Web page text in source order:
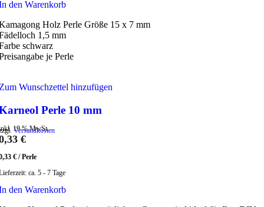
den Warenkorb
Holz Perle Größe 15 x 7 mm
1,5 mm
schwarz
je Perle
Wunschzettel hinzufügen
Perle 10 mm
19 % MwSt.
Versandkosten
€
€ /Perle
ca. 5 - 7 Tage
den Warenkorb